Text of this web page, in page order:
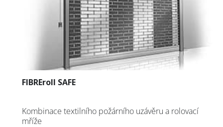
FIBREroll SAFE
Kombinace textilního požárního uzávěru a rolovací
mříže